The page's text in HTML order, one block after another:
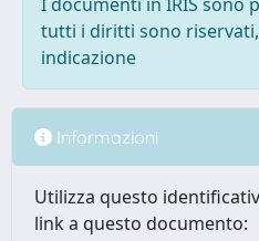
tutti i diritti sono
indicazione
Informazioni
Utilizza questo
link a questo documento: